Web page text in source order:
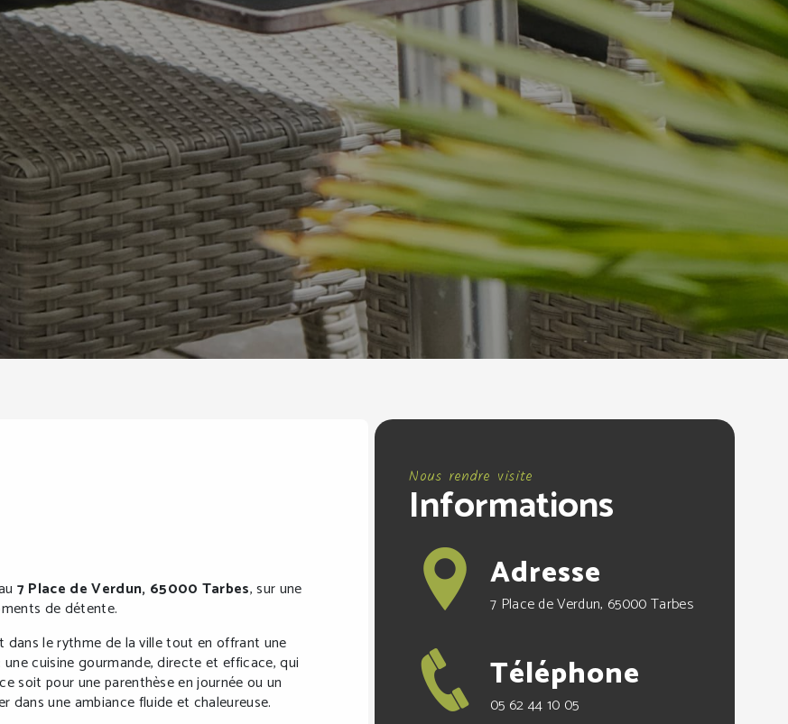
7 Place de Verdun, 65000 Tarbes, sur une
de détente.
dans le rythme de la ville tout en offrant une
cuisine gourmande, directe et efficace, qui
soit pour une parenthèse en journée ou un
dans une ambiance fluide et chaleureuse.
Nous rendre visite
Informations
Adresse
7 Place de Verdun, 65000 Tarbes
Téléphone
05 62 44 10 05